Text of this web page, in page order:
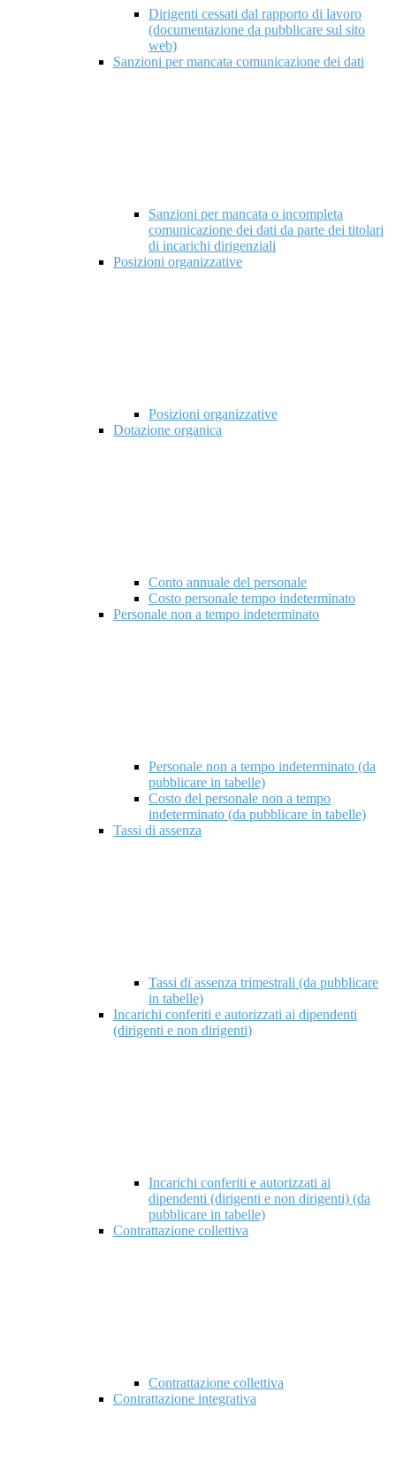
Dirigenti cessati dal rapporto di lavoro
(documentazione da pubblicare sul sito
web)
Sanzioni per mancata comunicazione dei dati
Sanzioni per mancata o incompleta
comunicazione dei dati da parte dei titolari
di incarichi dirigenziali
Posizioni organizzative
Posizioni organizzative
Dotazione organica
Conto annuale del personale
Costo personale tempo indeterminato
Personale non a tempo indeterminato
Personale non a tempo indeterminato (da
pubblicare in tabelle)
Costo del personale non a tempo
indeterminato (da pubblicare in tabelle)
Tassi di assenza
Tassi di assenza trimestrali (da pubblicare
in tabelle)
Incarichi conferiti e autorizzati ai dipendenti
(dirigenti e non dirigenti)
Incarichi conferiti e autorizzati ai
dipendenti (dirigenti e non dirigenti) (da
pubblicare in tabelle)
Contrattazione collettiva
Contrattazione collettiva
Contrattazione integrativa